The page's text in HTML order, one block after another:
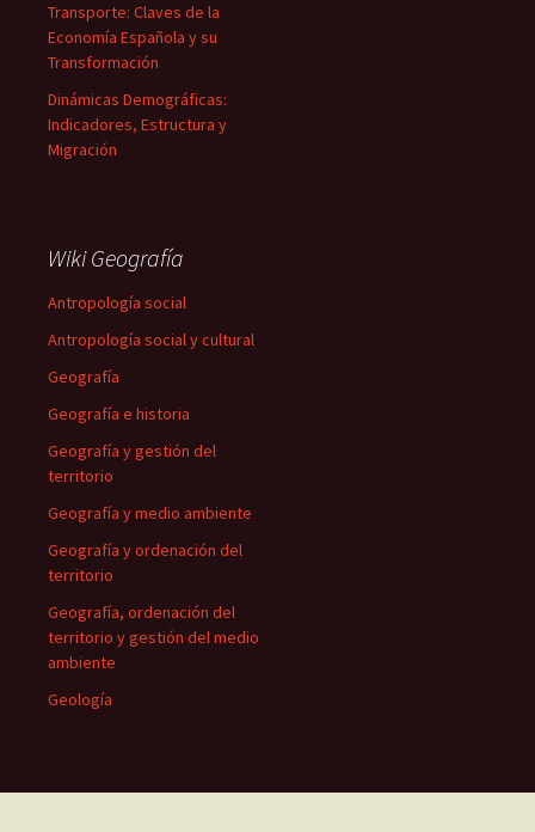
Transporte: Claves de la
Economía Española y su
Transformación
Dinámicas Demográficas:
Indicadores, Estructura y
Migración
Wiki Geografía
Antropología social
Antropología social y cultural
Geografía
Geografía e historia
Geografía y gestión del
territorio
Geografía y medio ambiente
Geografía y ordenación del
territorio
Geografía, ordenación del
territorio y gestión del medio
ambiente
Geología